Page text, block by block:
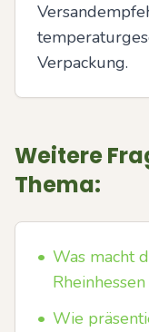
Verpackung.
Weitere
Thema:
• Was macht
• Wie